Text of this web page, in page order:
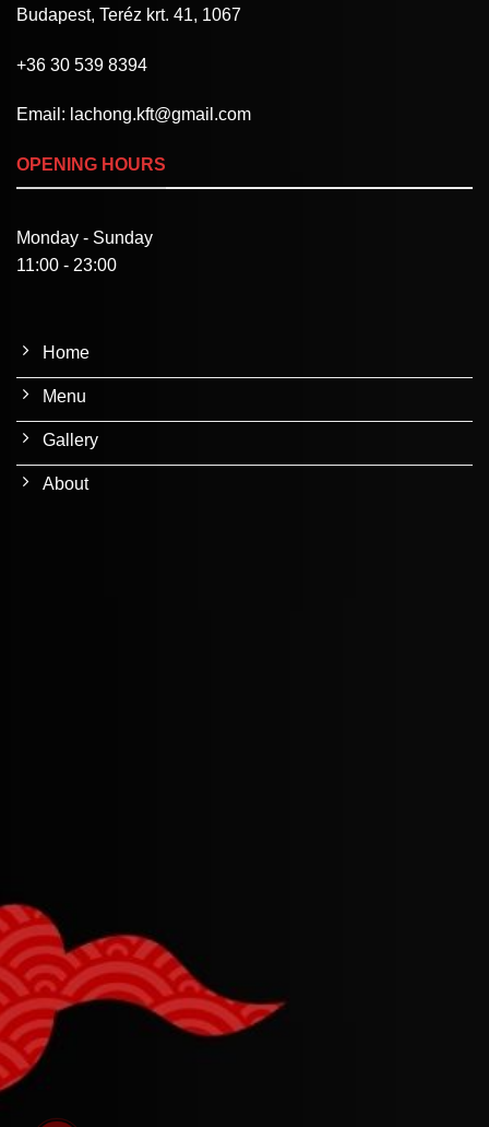
Budapest, Teréz krt. 41, 1067
+36 30 539 8394
Email: lachong.kft@gmail.com
OPENING HOURS
Monday - Sunday
11:00 - 23:00
Home
Menu
Gallery
About